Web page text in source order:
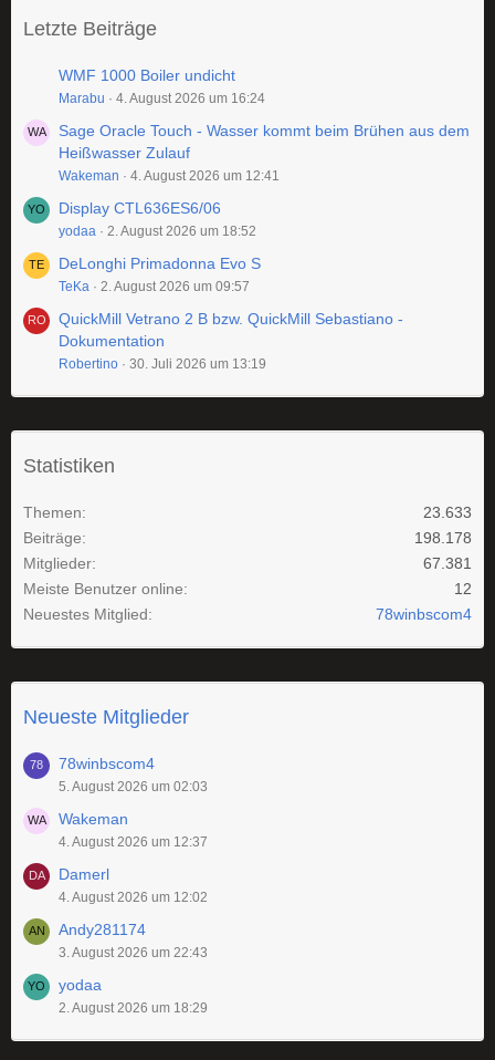
Letzte Beiträge
WMF 1000 Boiler undicht
Marabu 4. August 2026 um 16:24
Sage Oracle Touch - Wasser kommt beim Brühen aus dem
Heißwasser Zulauf
Wakeman 4. August 2026 um 12:41
Display CTL636ES6/06
yodaa 2. August 2026 um 18:52
DeLonghi Primadonna Evo S
TeKa 2. August 2026 um 09:57
QuickMill Vetrano 2 B bzw. QuickMill Sebastiano -
Dokumentation
Robertino 30. Juli 2026 um 13:19
Statistiken
Themen
23.633
Beiträge
198.178
Mitglieder
67.381
Meiste Benutzer online
12
Neuestes Mitglied
78winbscom4
Neueste Mitglieder
78winbscom4
5. August 2026 um 02:03
Wakeman
4. August 2026 um 12:37
Damerl
4. August 2026 um 12:02
Andy281174
3. August 2026 um 22:43
yodaa
2. August 2026 um 18:29